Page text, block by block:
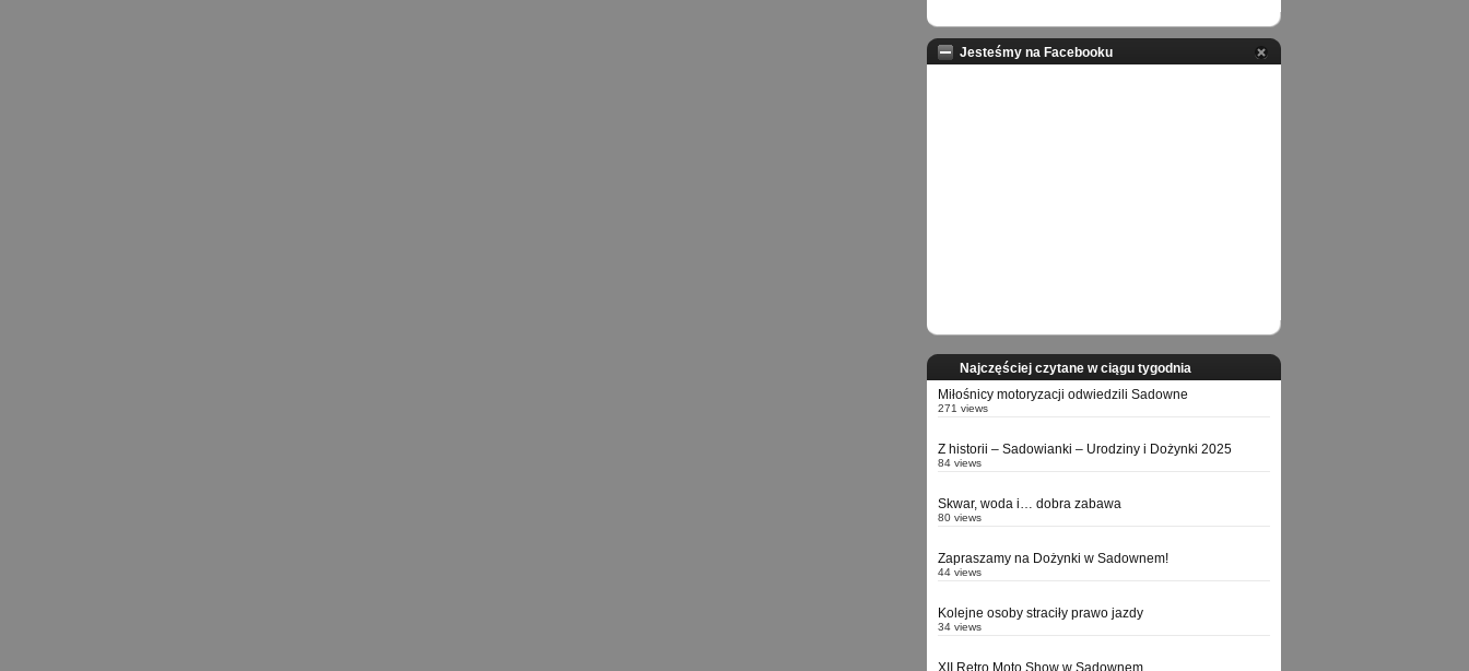
Jesteśmy na Facebooku
Najczęściej czytane w ciągu tygodnia
Miłośnicy motoryzacji odwiedzili Sadowne
271 views
Z historii – Sadowianki – Urodziny i Dożynki 2025
84 views
Skwar, woda i… dobra zabawa
80 views
Zapraszamy na Dożynki w Sadownem!
44 views
Kolejne osoby straciły prawo jazdy
34 views
XII Retro Moto Show w Sadownem